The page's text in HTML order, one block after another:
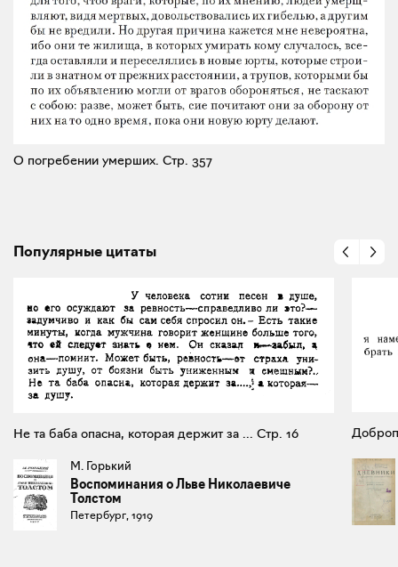
О погребении умерших. Стр. 357
Популярные цитаты
Не та баба опасна, которая держит за ... Стр. 16
М. Горький
Воспоминания о Льве Николаевиче
Толстом
Петербург, 1919